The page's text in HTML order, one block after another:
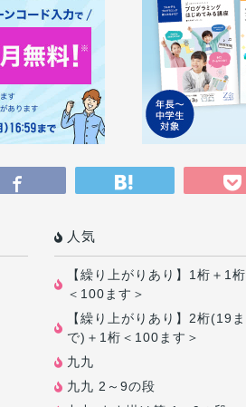
人気
【繰り上がりあり】1桁＋1桁
＜100ます＞
【繰り上がりあり】2桁(19ま
で)＋1桁＜100ます＞
九九
九九 2～9の段